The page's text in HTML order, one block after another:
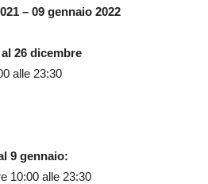
– 09 gennaio 2022
26 dicembre
alle 23:30
9 gennaio:
10:00 alle 23:30